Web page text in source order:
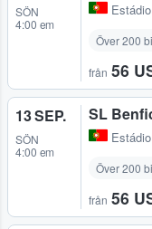
SÖN
4:00 em
Över 200
från 56
13 SEP.
SÖN
4:00 em
SL
Över 200
från 56